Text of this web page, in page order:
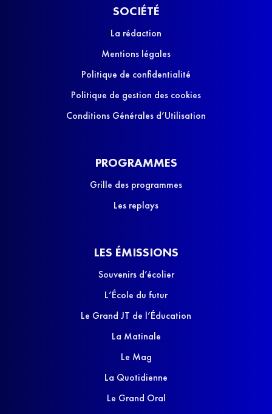
SOCIÉTÉ
La rédaction
Mentions légales
Politique de confidentialité
Politique de gestion des cookies
Conditions Générales d’Utilisation
PROGRAMMES
Grille des programmes
Les replays
LES ÉMISSIONS
Souvenirs d’écolier
L’École du futur
Le Grand JT de l’Éducation
La Matinale
Le Mag
La Quotidienne
Le Grand Oral